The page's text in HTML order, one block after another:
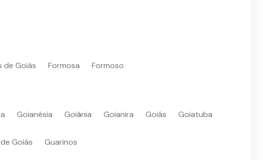
de Goiás Formosa Formoso
Goianésia Goiânia Goianira Goiás Goiatuba
Goiás Guarinos